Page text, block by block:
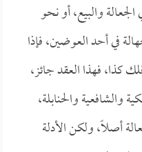
والبيع، أو نحو
في أحد العوضين، فإذا
كذا، فهذا العقد جائز،
والشافعية والحنابلة،
أصلاً، ولكن الأدلة